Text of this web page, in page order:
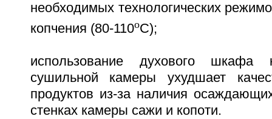
необходимых технологических
копчения (80-110oC);
использование духового шкафа
сушильной камеры ухудшает
продуктов из-за наличия
стенках камеры сажи и копоти.